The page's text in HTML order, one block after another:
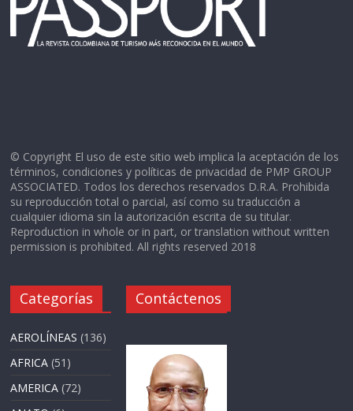
© Copyright El uso de este sitio web implica la aceptación de los
términos, condiciones y políticas de privacidad de PMP GROUP
ASSOCIATED. Todos los derechos reservados D.R.A. Prohibida
su reproducción total o parcial, así como su traducción a
cualquier idioma sin la autorización escrita de su titular.
Reproduction in whole or in part, or translation without written
permission is prohibited. All rights reserved 2018
Categorías
AEROLÍNEAS (136)
AFRICA (51)
AMERICA (72)
Contáctenos